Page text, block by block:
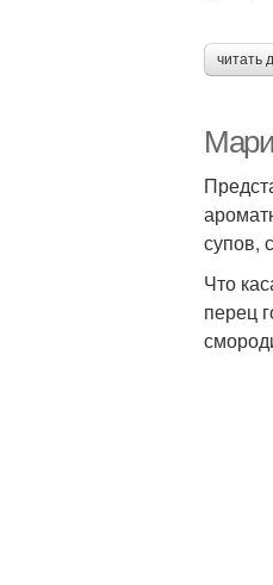
читать
супов,
Что
перец